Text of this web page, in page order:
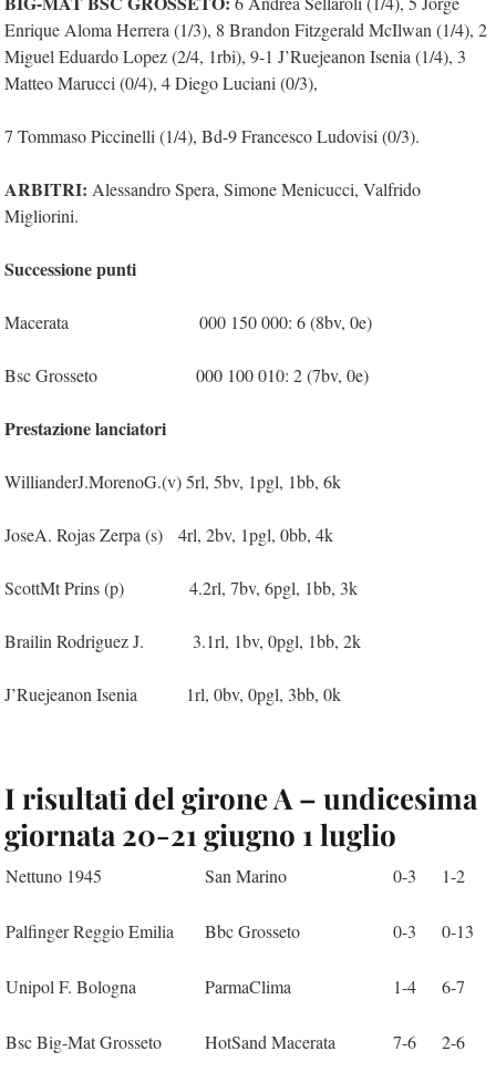
Enrique Aloma Herrera (1/3), 8 Brandon Fitzgerald McIlwan (1/4), 2
Miguel Eduardo Lopez (2/4, 1rbi), 9-1 J’Ruejeanon Isenia (1/4), 3
Matteo Marucci (0/4), 4 Diego Luciani (0/3),
7 Tommaso Piccinelli (1/4), Bd-9 Francesco Ludovisi (0/3).
ARBITRI: Alessandro Spera, Simone Menicucci, Valfrido
Migliorini.
Successione punti
Macerata 000 150 000: 6 (8bv, 0e)
Bsc Grosseto 000 100 010: 2 (7bv, 0e)
Prestazione lanciatori
WillianderJ.MorenoG.(v) 5rl, 5bv, 1pgl, 1bb, 6k
JoseA. Rojas Zerpa (s) 4rl, 2bv, 1pgl, 0bb, 4k
ScottMt Prins (p) 4.2rl, 7bv, 6pgl, 1bb, 3k
Brailin Rodriguez J. 3.1rl, 1bv, 0pgl, 1bb, 2k
J’Ruejeanon Isenia 1rl, 0bv, 0pgl, 3bb, 0k
I risultati del girone A – undicesima
giornata 20-21 giugno 1 luglio
Nettuno 1945 San Marino 0-3 1-2
Palfinger Reggio Emilia Bbc Grosseto 0-3 0-13
Unipol F. Bologna ParmaClima 1-4 6-7
Bsc Big-Mat Grosseto HotSand Macerata 7-6 2-6